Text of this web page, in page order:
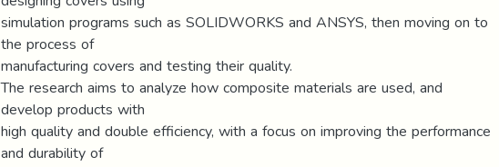
simulation programs such as SOLIDWORKS and ANSYS, then moving on to
the process of
manufacturing covers and testing their quality.
The research aims to analyze how composite materials are used, and
develop products with
high quality and double efficiency, with a focus on improving the performance
and durability of